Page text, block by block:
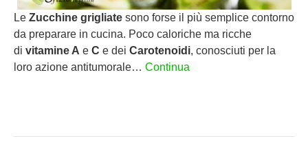
Le Zucchine grigliate sono forse il più semplice contorno
da preparare in cucina. Poco caloriche ma ricche
di vitamine A e C e dei Carotenoidi, conosciuti per la
loro azione antitumorale… Continua